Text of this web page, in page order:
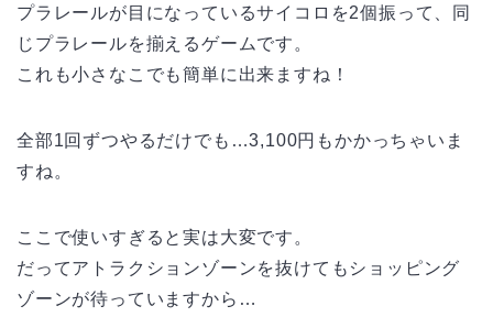
プラレールが目になっているサイコロを2個振って、同
じプラレールを揃えるゲームです。
これも小さなこでも簡単に出来ますね！
全部1回ずつやるだけでも…3,100円もかかっちゃいま
すね。
ここで使いすぎると実は大変です。
だってアトラクションゾーンを抜けてもショッピング
ゾーンが待っていますから…